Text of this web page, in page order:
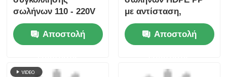
International Company Limited. All Rights
Reserved.